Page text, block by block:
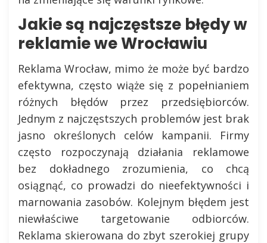
Jakie są najczęstsze błędy w
reklamie we Wrocławiu
Reklama Wrocław, mimo że może być bardzo
efektywna, często wiąże się z popełnianiem
różnych błędów przez przedsiębiorców.
Jednym z najczęstszych problemów jest brak
jasno określonych celów kampanii. Firmy
często rozpoczynają działania reklamowe
bez dokładnego zrozumienia, co chcą
osiągnąć, co prowadzi do nieefektywności i
marnowania zasobów. Kolejnym błędem jest
niewłaściwe targetowanie odbiorców.
Reklama skierowana do zbyt szerokiej grupy